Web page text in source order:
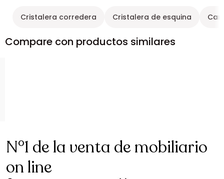
Cristalera corredera Cristalera de esquina
Compare con productos similares
N°1 de la venta de mobiliario
on line